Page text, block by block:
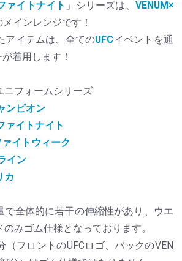
ァイトナイト 」シリーズは、 VENUM×
インレンジです！
アイテムは、全てのUFCイベントを通
着用します！
ニフォームシリーズ
ンピオン
ァイトナイト
ァイトウィーク
イン
カ
で全体的に若干の伸縮性があり、ウエ
みゴム仕様となっております。
（フロントのUFCロゴ、バックのVEN